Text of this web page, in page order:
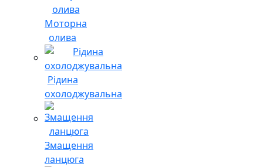
Моторна
олива
Рідина
охолоджувальна
Змащення
ланцюга